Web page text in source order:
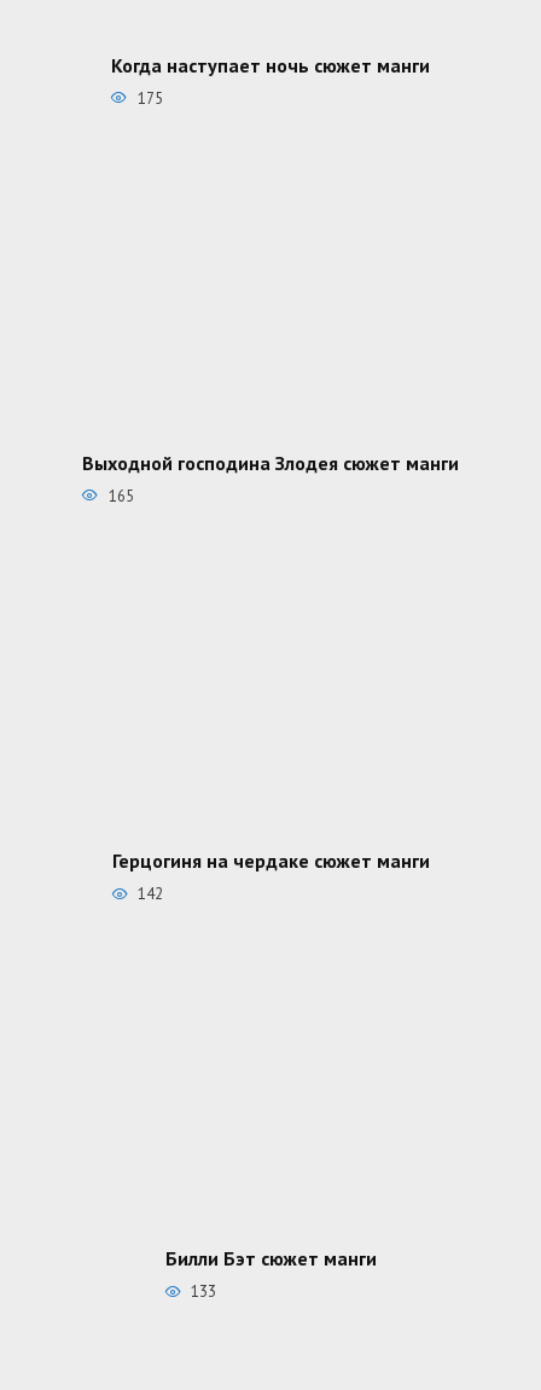
Когда наступает ночь сюжет манги
175
Выходной господина Злодея сюжет манги
165
Герцогиня на чердаке сюжет манги
142
Билли Бэт сюжет манги
133